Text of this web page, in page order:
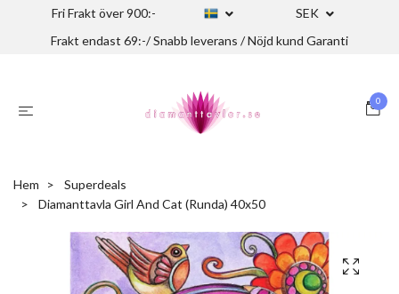
Fri Frakt över 900:-
SEK
Frakt endast 69:-/ Snabb leverans / Nöjd kund Garanti
0
Hem
Superdeals
Diamanttavla Girl And Cat (Runda) 40x50